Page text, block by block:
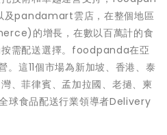
及pandamart雲店，在整個地區
的增長，在數以百萬計的食
按需配送選擇。foodpanda在亞
。這11個市場為新加坡、香港、泰
、菲律賓、孟加拉國、老撾、柬
球食品配送行業領導者Delivery